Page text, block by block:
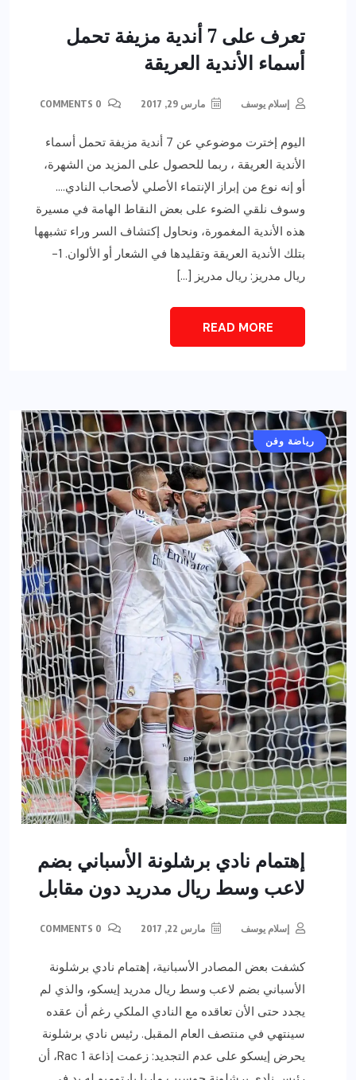
تعرف على 7 أندية مزيفة تحمل
أسماء الأندية العريقة
إسلام يوسف مارس 29, 2017
اليوم إخترت موضوعي عن 7 أندية مزيفة تحمل أسماء
الأندية العريقة ، ربما للحصول على المزيد من الشهرة،
أو إنه نوع من إبراز الإنتماء الأصلي لأصحاب النادي….
وسوف نلقي الضوء على بعض النقاط الهامة في مسيرة
هذه الأندية المغمورة، ونحاول إكتشاف السر وراء تشبهها
بتلك الأندية العريقة وتقليدها في الشعار أو الألوان. 1-
ريال مدريز: ريال مدريز […]
READ MORE
رياضة وفن
إهتمام نادي برشلونة الأسباني بضم
لاعب وسط ريال مدريد دون مقابل
إسلام يوسف مارس 22, 2017
كشفت بعض المصادر الأسبانية، إهتمام نادي برشلونة
الأسباني بضم لاعب وسط ريال مدريد إيسكو، والذي لم
يجدد حتى الأن تعاقده مع النادي الملكي رغم أن عقده
سينتهي في منتصف العام المقبل. رئيس نادي برشلونة
يحرض إيسكو على عدم التجديد: زعمت إذاعة Rac 1، أن